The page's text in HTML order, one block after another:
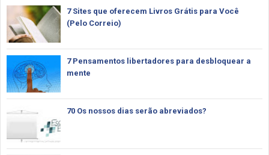
7 Sites que oferecem Livros Grátis para Você
(Pelo Correio)
7 Pensamentos libertadores para desbloquear a
mente
70 Os nossos dias serão abreviados?